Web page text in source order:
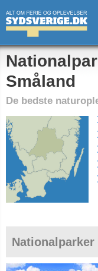
Småland
De bedste
Nationalparker